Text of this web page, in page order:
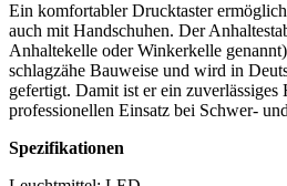
Ein komfortablerDrucktaster
auch mit Handschuhen. Der
Anhaltekelle oderWinkerkelle
schlagzähe Bauweise und wird in
gefertigt. Damit ist er ein
professionellen Einsatz bei Schwer-
Spezifikationen